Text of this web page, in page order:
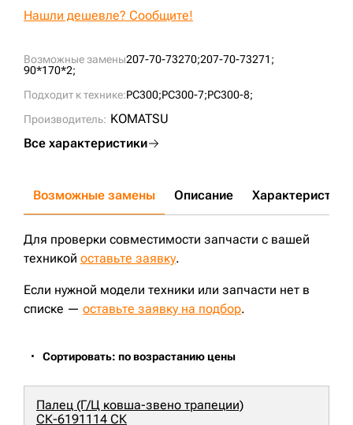
Возможные замены207-70-73270;207-70-73271;
90*170*2;
Подходит к технике:PC300;PC300-7;PC300-8;
Производитель: KOMATSU
Все характеристики
Нашли дешевле? Сообщите!
Возможные замены Описание Характеристики
Для проверки совместимости запчасти с вашей
техникой оставьте заявку.
Если нужной модели техники или запчасти нет в
списке — оставьте заявку на подбор.
Сортировать: по возрастанию цены
Палец (Г/Ц ковша-звено трапеции)
СК-6191114 СК